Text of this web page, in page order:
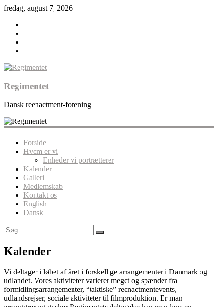
fredag, august 7, 2026
Regimentet
Dansk reenactment-forening
Forside
Hvem er vi
Enheder vi portrætterer
Kalender
Galleri
Medlemskab
Kontakt os
English
Dansk
Kalender
Vi deltager i løbet af året i forskellige arrangementer i Danmark og
udlandet. Vores aktiviteter varierer meget og spænder fra
formidlingsarrangementer, “taktiske” reenactmentevents,
udlandsrejser, sociale aktiviteter til filmproduktion. Er man